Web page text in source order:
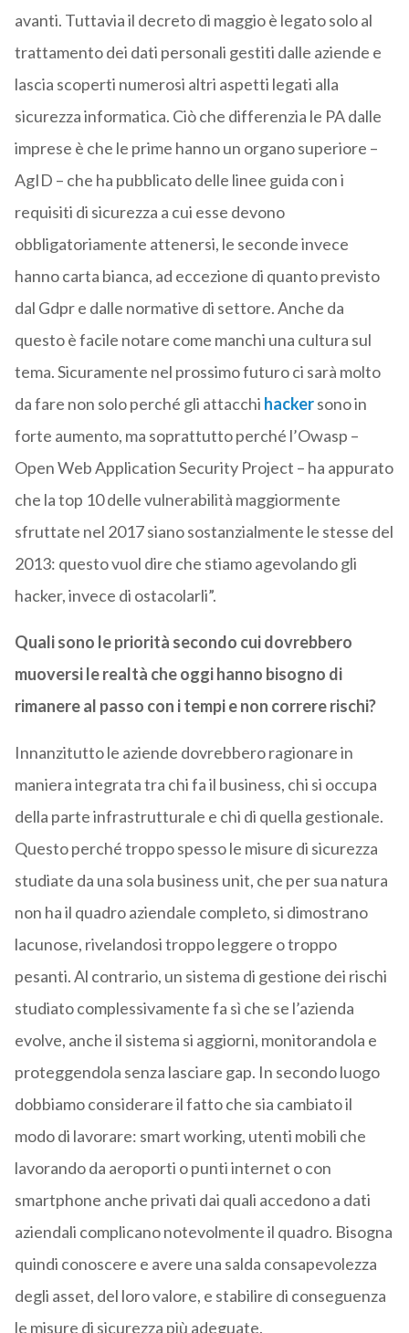
avanti. Tuttavia il decreto di maggio è legato solo al
trattamento dei dati personali gestiti dalle aziende e
lascia scoperti numerosi altri aspetti legati alla
sicurezza informatica. Ciò che differenzia le PA dalle
imprese è che le prime hanno un organo superiore –
AgID – che ha pubblicato delle linee guida con i
requisiti di sicurezza a cui esse devono
obbligatoriamente attenersi, le seconde invece
hanno carta bianca, ad eccezione di quanto previsto
dal Gdpr e dalle normative di settore. Anche da
questo è facile notare come manchi una cultura sul
tema. Sicuramente nel prossimo futuro ci sarà molto
da fare non solo perché gli attacchi hackersono in
forte aumento, ma soprattutto perché l’Owasp –
Open Web Application Security Project – ha appurato
che la top 10 delle vulnerabilità maggiormente
sfruttate nel 2017 siano sostanzialmente le stesse del
2013: questo vuol dire che stiamo agevolando gli
hacker, invece di ostacolarli”.
Quali sono le priorità secondo cui dovrebbero
muoversi le realtà che oggi hanno bisogno di
rimanere al passo con i tempi e non correre rischi?
Innanzitutto le aziende dovrebbero ragionare in
maniera integrata tra chi fa il business, chi si occupa
della parte infrastrutturale e chi di quella gestionale.
Questo perché troppo spesso le misure di sicurezza
studiate da una sola business unit, che per sua natura
non ha il quadro aziendale completo, si dimostrano
lacunose, rivelandosi troppo leggere o troppo
pesanti. Al contrario, un sistema di gestione dei rischi
studiato complessivamente fa sì che se l’azienda
evolve, anche il sistema si aggiorni, monitorandola e
proteggendola senza lasciare gap. In secondo luogo
dobbiamo considerare il fatto che sia cambiato il
modo di lavorare: smart working, utenti mobili che
lavorando da aeroporti o punti internet o con
smartphone anche privati dai quali accedono a dati
aziendali complicano notevolmente il quadro. Bisogna
quindi conoscere e avere una salda consapevolezza
degli asset, del loro valore, e stabilire di conseguenza
le misure di sicurezza più adeguate.